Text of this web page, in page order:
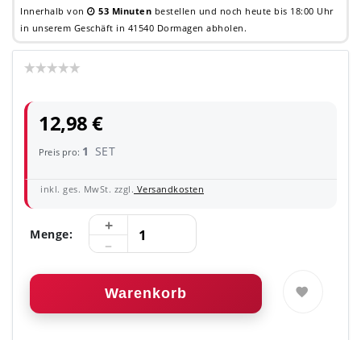
Innerhalb von 53 Minuten bestellen und noch heute bis 18:00 Uhr
in unserem Geschäft in 41540 Dormagen abholen.
12,98 €
Preis pro: 1 SET
inkl. ges. MwSt. zzgl. Versandkosten
Menge:
Warenkorb